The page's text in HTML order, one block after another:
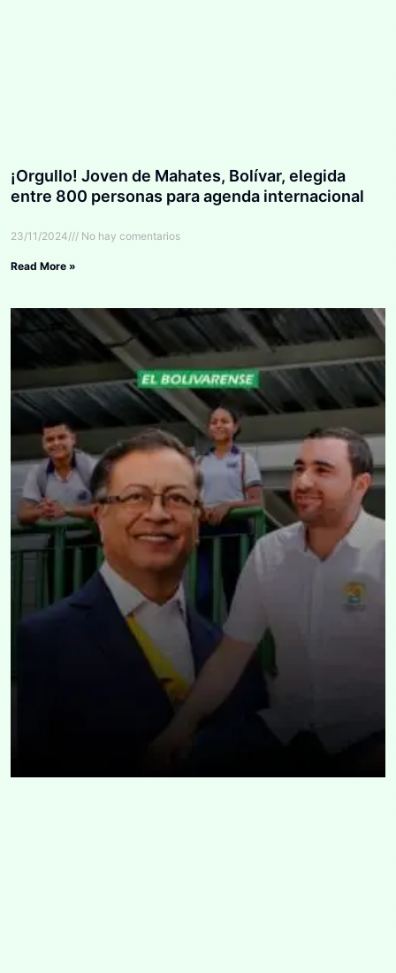
¡Orgullo! Joven de Mahates, Bolívar, elegida
entre 800 personas para agenda internacional
23/11/2024 No hay comentarios
Read More »